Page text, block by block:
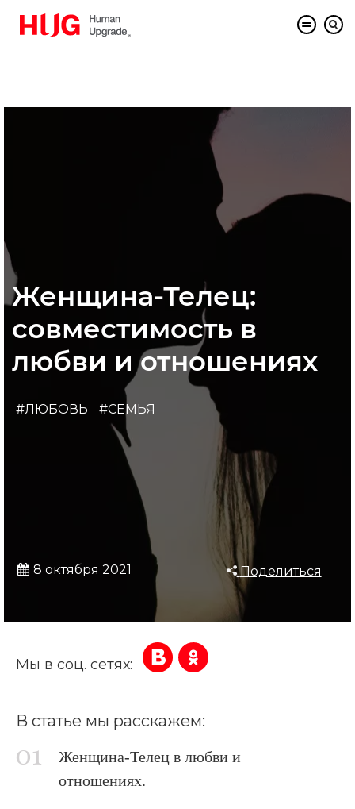
Женщина-Телец:
совместимость в
любви и отношениях
#ЛЮБОВЬ #СЕМЬЯ
8 октября 2021 Поделиться
Мы в соц. сетях:
В статье мы расскажем:
Женщина-Телец в любви и
отношениях.